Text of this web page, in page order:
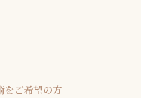
をご希望の方